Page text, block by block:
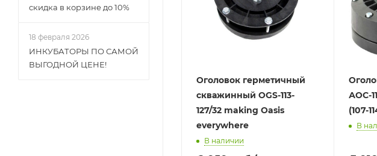
скидка в корзине до 10%
18 февраля 2026
ИНКУБАТОРЫ ПО САМОЙ
ВЫГОДНОЙ ЦЕНЕ!
Оголовок герметичный
скважинный ОGS-113-
127/32 making Oasis
everywhere
В наличии
АОС-
(107-
В